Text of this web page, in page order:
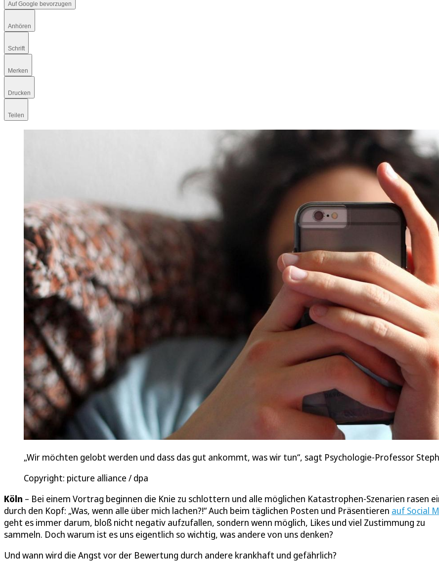
Auf Google bevorzugen
Anhören
Schrift
Merken
Drucken
Teilen
„Wir möchten gelobt werden und dass das gut ankommt, was wir tun“, sagt Psychologie-Professor
Copyright: picture alliance / dpa
Köln – Bei einem Vortrag beginnen die Knie zu schlottern und alle möglichen Katastrophen-Szenarien rasen
durch den Kopf: „Was, wenn alle über mich lachen?!“ Auch beim täglichen Posten und Präsentieren auf Social
geht es immer darum, bloß nicht negativ aufzufallen, sondern wenn möglich, Likes und viel Zustimmung zu
sammeln. Doch warum ist es uns eigentlich so wichtig, was andere von uns denken?
Und wann wird die Angst vor der Bewertung durch andere krankhaft und gefährlich?